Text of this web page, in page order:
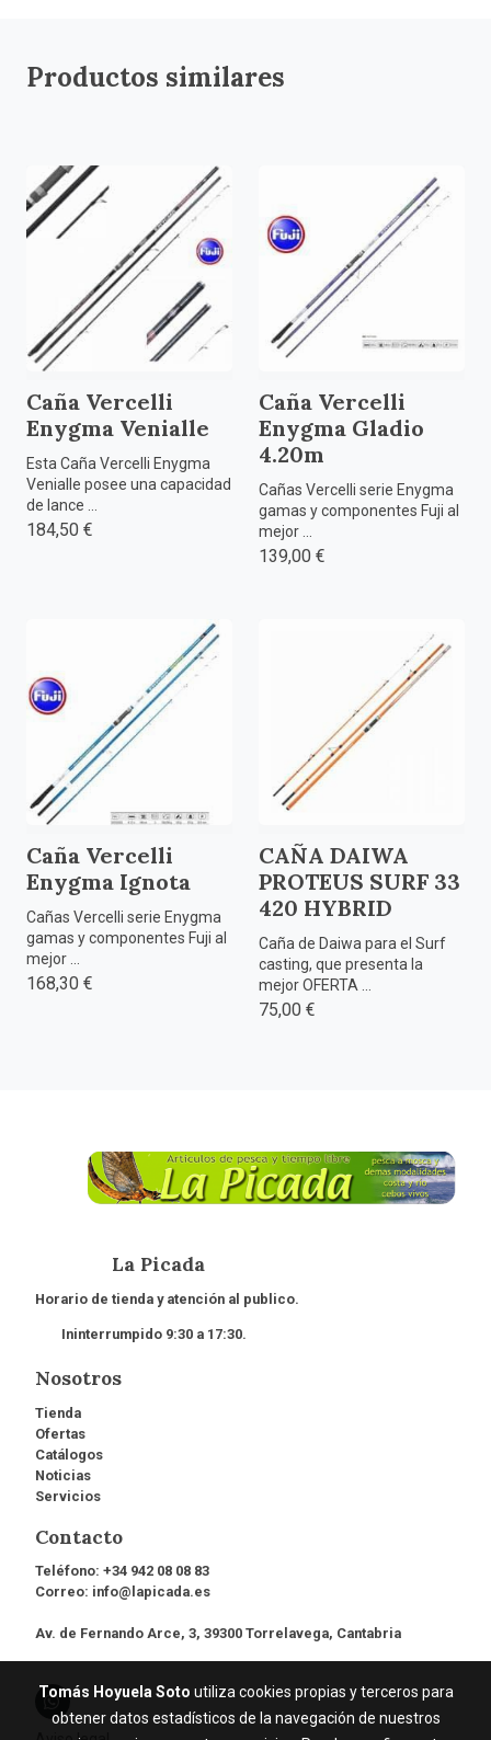
Productos similares
Caña Vercelli
Enygma Venialle
Esta Caña Vercelli Enygma
Venialle posee una capacidad
de lance ...
184,50 €
Caña Vercelli
Enygma Gladio
4.20m
Cañas Vercelli serie Enygma
gamas y componentes Fuji al
mejor ...
139,00 €
Caña Vercelli
Enygma Ignota
Cañas Vercelli serie Enygma
gamas y componentes Fuji al
mejor ...
168,30 €
CAÑA DAIWA
PROTEUS SURF 33
420 HYBRID
Caña de Daiwa para el Surf
casting, que presenta la
mejor OFERTA ...
75,00 €
La Picada
Horario de tienda y atención al publico.
Ininterrumpido 9:30 a 17:30.
Nosotros
Tienda
Ofertas
Catálogos
Noticias
Servicios
Contacto
Teléfono: +34 942 08 08 83
Correo: info@lapicada.es
Av. de Fernando Arce, 3, 39300 Torrelavega, Cantabria
Tomás Hoyuela Soto utiliza cookies propias y terceros para
obtener datos estadísticos de la navegación de nuestros